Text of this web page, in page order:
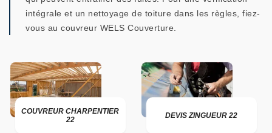
intégrale et un nettoyage de toiture dans les règles, fiez-
vous au couvreur WELS Couverture.
COUVREUR CHARPENTIER
22
DEVIS ZINGUEUR 22